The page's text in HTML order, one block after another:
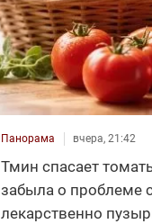
Панорама вчера, 21:42
Тмин спасает
забыла о проблеме
лекарственно